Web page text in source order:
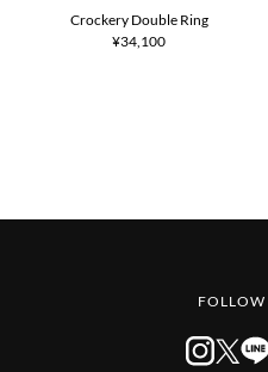
Crockery Double Ring
¥34,100
FOLLOW